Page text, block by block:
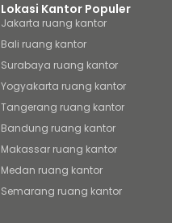
Lokasi Kantor Populer
Jakarta ruang kantor
Bali ruang kantor
Surabaya ruang kantor
Yogyakarta ruang kantor
Tangerang ruang kantor
Bandung ruang kantor
Makassar ruang kantor
Medan ruang kantor
Semarang ruang kantor